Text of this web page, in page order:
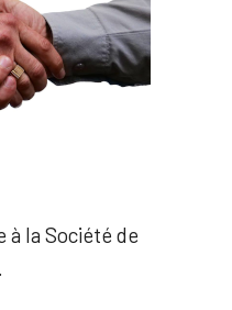
la Société de